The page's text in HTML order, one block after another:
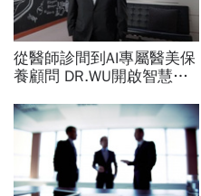
從醫師診間到AI專屬醫美保
養顧問 DR.WU開啟智慧養